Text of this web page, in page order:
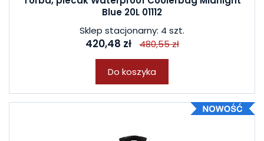
Blue 20L 01112
Sklep stacjonarny: 4 szt.
420,48 zł 480,55 zł
Do koszyka